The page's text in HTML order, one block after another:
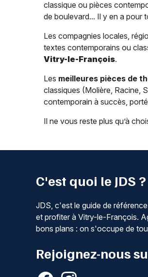
classique ou pièces
de boulevard... Il y en a pour
Les compagnies locales,
textes contemporains ou
Vitry-le-François.
Les meilleures pièces de
classiques (Molière, Racine,
contemporain à succès,
Il ne vous reste plus qu’à
C'est quoi le JDS ?
JDS, c'est le guide de
et profiter à Vitry-le-François.
bons plans : on s'occupe de
Rejoignez-nous